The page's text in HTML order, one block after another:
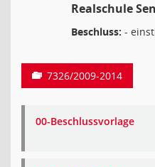
Realschule
Beschluss: -
7326/2009-2014
00-Beschlussvorlage